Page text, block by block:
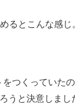
るとこんな感じ
つくっていた
うと決意しまし